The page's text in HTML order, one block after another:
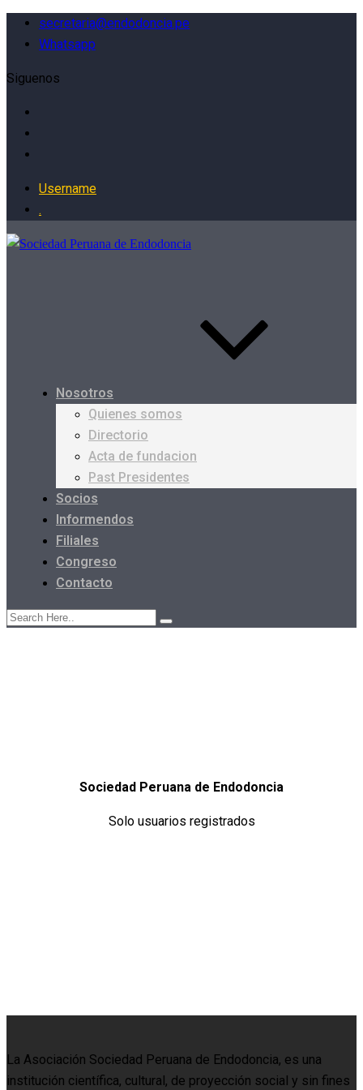
secretaria@endodoncia.pe
Whatsapp
Siguenos
Username
.
Nosotros
Quienes somos
Directorio
Acta de fundacion
Past Presidentes
Socios
Informendos
Filiales
Congreso
Contacto
Sociedad Peruana de Endodoncia
Solo usuarios registrados
La Asociación Sociedad Peruana de Endodoncia, es una
institución científica, cultural, de proyección social y sin fines